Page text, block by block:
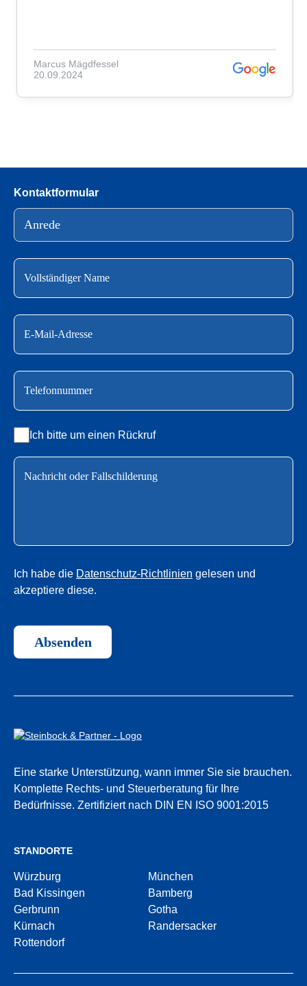
Marcus Mägdfessel
20.09.2024
Kontaktformular
Bitte lasse dieses Feld leer.
Ich bitte um einen Rückruf
Ich habe die Datenschutz-Richtlinien gelesen und
akzeptiere diese.
Absenden
Eine starke Unterstützung, wann immer Sie sie brauchen.
Komplette Rechts- und Steuerberatung für Ihre
Bedürfnisse. Zertifiziert nach DIN EN ISO 9001:2015
STANDORTE
Würzburg
München
Bad Kissingen
Bamberg
Gerbrunn
Gotha
Kürnach
Randersacker
Rottendorf